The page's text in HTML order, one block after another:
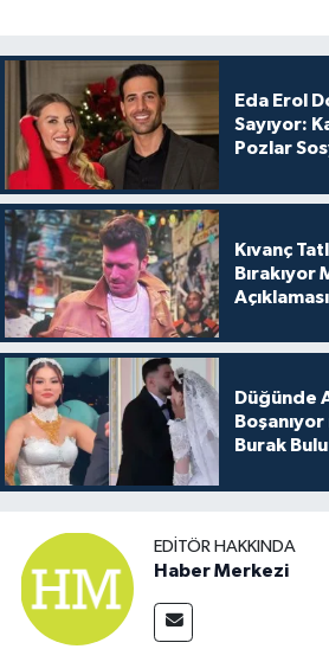
Eda Erol
Sayıyor:
Pozlar
Kıvanç
Bırakıyor
Düğünde
Boşanıyor
Burak
EDITÖR HAKKINDA
Haber Merkezi